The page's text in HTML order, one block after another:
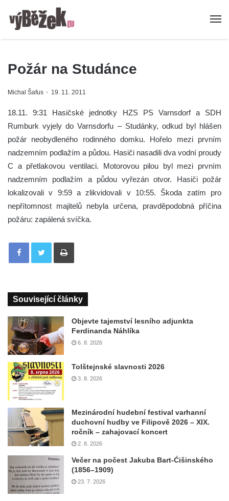
Požár na Studánce
Michal Šafus 19. 11. 2011
18.11. 9:31 Hasičské jednotky HZS PS Varnsdorf a SDH
Rumburk vyjely do Varnsdorfu – Studánky, odkud byl hlášen
požár neobydleného rodinného domku. Hořelo mezi prvním
nadzemním podlažím a půdou. Hasiči nasadili dva vodní proudy
C a přetlakovou ventilaci. Motorovou pilou byl mezi prvním
nadzemním podlažím a půdou vyřezán otvor. Hasiči požár
lokalizovali v 9:59 a zlikvidovali v 10:55. Škoda zatím pro
nepřítomnost majitelů nebyla určena, pravděpodobná příčina
požáru: zapálená svíčka.
Tisknout
Související články
Objevte tajemství lesního adjunkta
Ferdinanda Náhlíka
6. 8. 2026
Tolštejnské slavnosti 2026
3. 8. 2026
Mezinárodní hudební festival varhanní
duchovní hudby ve Filipově 2026 – XIX.
ročník – zahajovací koncert
2. 8. 2026
Večer na počest Jakuba Bart-Ćišinského
(1856–1909)
23. 7. 2026